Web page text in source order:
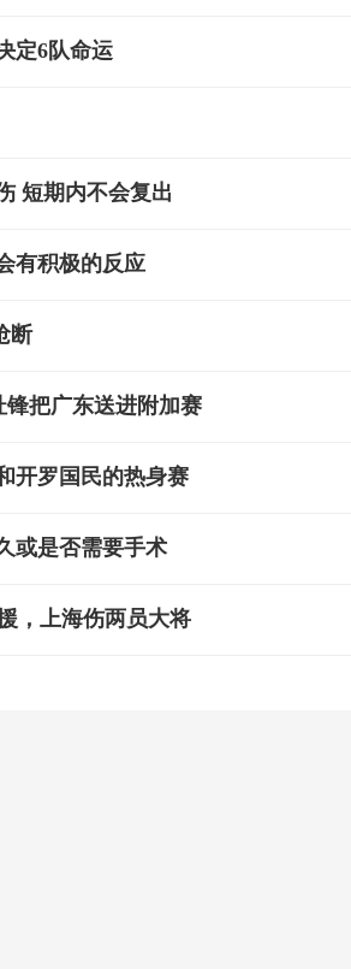
定6队命运
短期内不会复出
有积极的反应
断
把广东送进附加赛
开罗国民的热身赛
或是否需要手术
，上海伤两员大将